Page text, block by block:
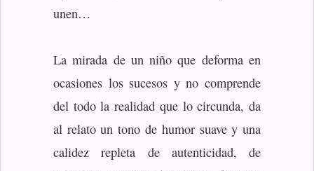
unen…
La mirada de un niño que deforma en
ocasiones los sucesos y no comprende
del todo la realidad que lo circunda, da
al relato un tono de humor suave y una
calidez repleta de autenticidad, de